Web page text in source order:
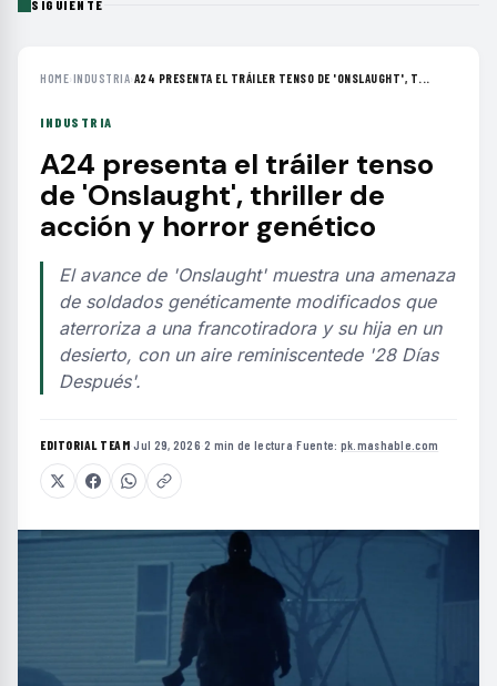
SIGUIENTE
HOME›INDUSTRIA›A24 PRESENTA EL TRÁILER TENSO DE 'ONSLAUGHT', T...
INDUSTRIA
A24 presenta el tráiler tenso
de 'Onslaught', thriller de
acción y horror genético
El avance de 'Onslaught' muestra una amenaza
de soldados genéticamente modificados que
aterroriza a una francotiradora y su hija en un
desierto, con un aire reminiscentede '28 Días
Después'.
EDITORIAL TEAM·Jul 29, 2026·2 min de lectura·Fuente: pk.mashable.com